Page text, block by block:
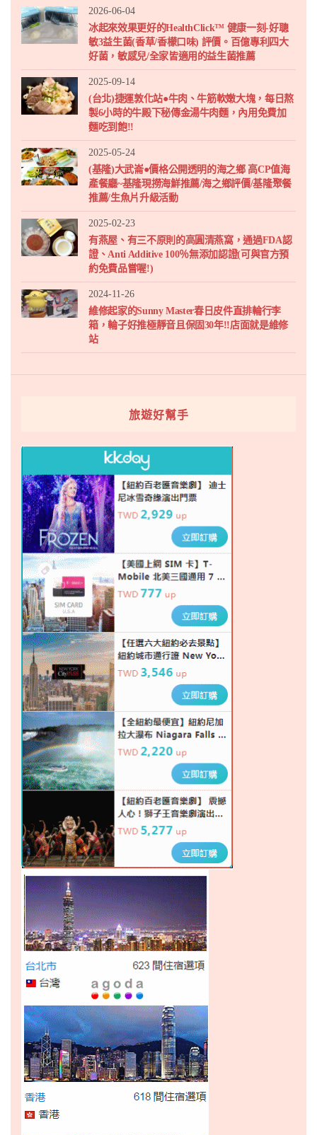
2026-06-04
冰起來效果更好的HealthClick™ 健康一刻-好聰
敏3益生菌(香草/香檬口味) 評價。百億專利四大
好菌，敏感兒/全家皆適用的益生菌推薦
2025-09-14
(台北)捷運敦化站●牛肉、牛筋軟嫩大塊，每日熬
製6小時的牛殿下秘傳金湯牛肉麵，內用免費加
麵吃到飽!!
2025-05-24
(基隆)大武崙●價格公開透明的海之鄉 高CP值海
產餐廳~基隆現撈海鮮推薦/海之鄉評價/基隆聚餐
推薦/生魚片升級活動
2025-02-23
有燕屋、有三不原則的高圓清燕窩，通過FDA認
證、Anti Additive 100％無添加認證(可與官方預
約免費品嘗喔!)
2024-11-26
維修起家的Sunny Master春日皮件直排輪行李
箱，輪子好推極靜音且保固30年!!店面就是維修
站
旅遊好幫手